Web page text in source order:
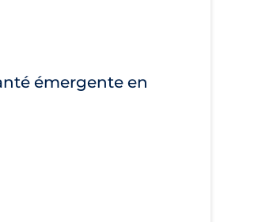
émergente en